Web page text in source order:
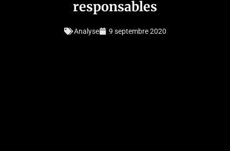
responsables
Analyse 9 septembre 2020